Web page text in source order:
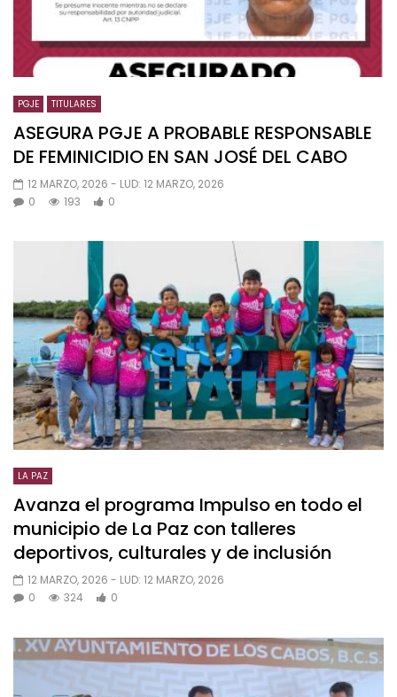
PGJE TITULARES
ASEGURA PGJE A PROBABLE RESPONSABLE
DE FEMINICIDIO EN SAN JOSÉ DEL CABO
12 MARZO, 2026 - LUD: 12 MARZO, 2026
0
193 0
LA PAZ
Avanza el programa Impulso en todo el
municipio de La Paz con talleres
deportivos, culturales y de inclusión
12 MARZO, 2026 - LUD: 12 MARZO, 2026
0
324 0